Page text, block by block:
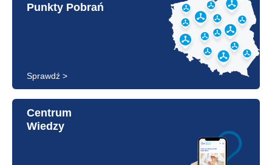
Punkty Pobrań
Sprawdź >
Centrum
Wiedzy